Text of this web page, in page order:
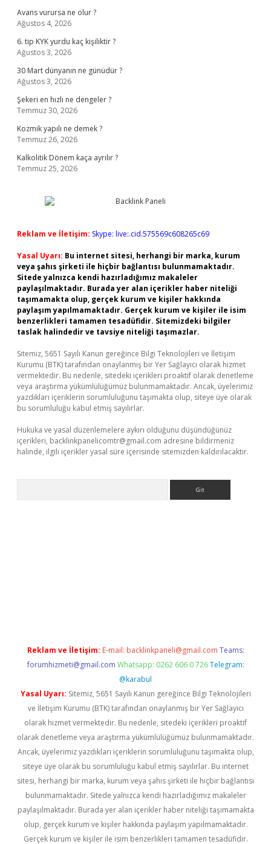
Avans vurursa ne olur ?
Ağustos 4, 2026
6. tip KYK yurdu kaç kişiliktir ?
Ağustos 3, 2026
30 Mart dünyanın ne günüdür ?
Ağustos 3, 2026
Şekeri en hızlı ne dengeler ?
Temmuz 30, 2026
Kozmik yapılı ne demek ?
Temmuz 26, 2026
Kalkolitik Dönem kaça ayrılır ?
Temmuz 25, 2026
Reklam ve İletişim: Skype: live:.cid.575569c608265c69
Yasal Uyarı: Bu internet sitesi, herhangi bir marka, kurum
veya şahıs şirketi ile hiçbir bağlantısı bulunmamaktadır.
Sitede yalnızca kendi hazırladığımız makaleler
paylaşılmaktadır. Burada yer alan içerikler haber niteliği
taşımamakta olup, gerçek kurum ve kişiler hakkında
paylaşım yapılmamaktadır. Gerçek kurum ve kişiler ile isim
benzerlikleri tamamen tesadüfidir. Sitemizdeki bilgiler
taslak halindedir ve tavsiye niteliği taşımazlar.
Sitemiz, 5651 Sayılı Kanun gereğince Bilgi Teknolojileri ve İletişim
Kurumu (BTK) tarafından onaylanmış bir Yer Sağlayıcı olarak hizmet
vermektedir. Bu nedenle, sitedeki içerikleri proaktif olarak denetleme
veya araştırma yükümlülüğümüz bulunmamaktadır. Ancak, üyelerimiz
yazdıkları içeriklerin sorumluluğunu taşımakta olup, siteye üye olarak
bu sorumluluğu kabul etmiş sayılırlar.
Hukuka ve yasal düzenlemelere aykırı olduğunu düşündüğünüz
içerikleri, backlinkpanelicomtr@gmail.com adresine bildirmeniz
halinde, ilgili içerikler yasal süre içerisinde sitemizden kaldırılacaktır.
Reklam ve İletişim: E-mail: backlinkpaneli@gmail.com Teams:
forumhizmeti@gmail.com Whatsapp: 0262 606 0 726 Telegram:
@karabul
Yasal Uyarı: Sitemiz, 5651 Sayılı Kanun gereğince Bilgi Teknolojileri
ve İletişim Kurumu (BTK) tarafından onaylanmış bir Yer Sağlayıcı
olarak hizmet vermektedir. Bu nedenle, sitedeki içerikleri proaktif
olarak denetleme veya araştırma yükümlülüğümüz bulunmamaktadır.
Ancak, üyelerimiz yazdıkları içeriklerin sorumluluğunu taşımakta olup,
siteye üye olarak bu sorumluluğu kabul etmiş sayılırlar. Bu internet
sitesi, herhangi bir marka, kurum veya şahıs şirketi ile hiçbir bağlantısı
bulunmamaktadır. Sitede yalnızca kendi hazırladığımız makaleler
paylaşılmaktadır. Burada yer alan içerikler haber niteliği taşımamakta
olup, gerçek kurum ve kişiler hakkında paylaşım yapılmamaktadır.
Gerçek kurum ve kişiler ile isim benzerlikleri tamamen tesadüfidir.